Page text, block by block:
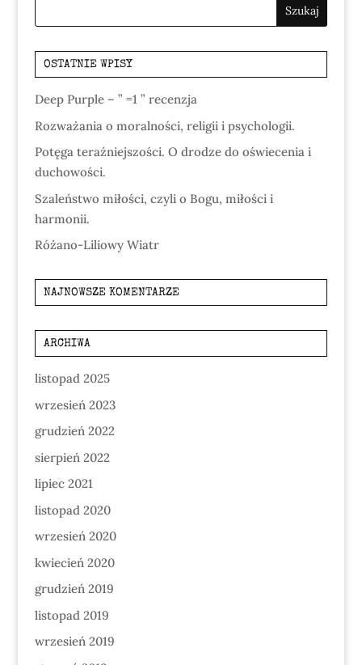
OSTATNIE WPISY
Deep Purple – ” =1 ” recenzja
Rozważania o moralności, religii i psychologii.
Potęga teraźniejszości. O drodze do oświecenia i
duchowości.
Szaleństwo miłości, czyli o Bogu, miłości i
harmonii.
Różano-Liliowy Wiatr
NAJNOWSZE KOMENTARZE
ARCHIWA
listopad 2025
wrzesień 2023
grudzień 2022
sierpień 2022
lipiec 2021
listopad 2020
wrzesień 2020
kwiecień 2020
grudzień 2019
listopad 2019
wrzesień 2019